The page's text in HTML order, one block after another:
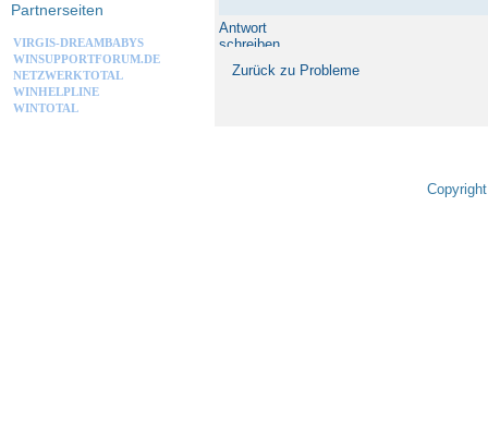
Antwort
schreiben
Zurück zu Probleme
Partnerseiten
VIRGIS-DREAMBABYS
WINSUPPORTFORUM.DE
NETZWERKTOTAL
WINHELPLINE
WINTOTAL